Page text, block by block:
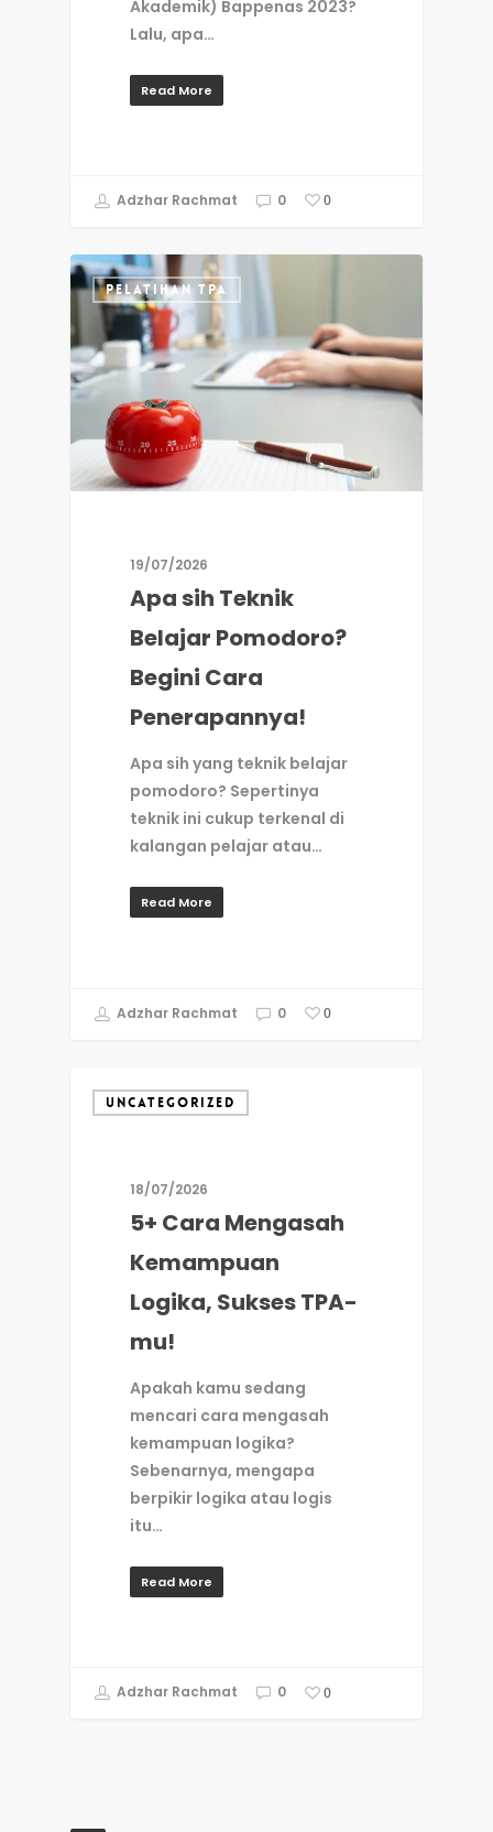
Akademik) Bappenas 2023?
Lalu, apa…
Read More
Adzhar Rachmat 0 0
PELATIHAN TPA
19/07/2026
Apa sih Teknik
Belajar Pomodoro?
Begini Cara
Penerapannya!
Apa sih yang teknik belajar
pomodoro? Sepertinya
teknik ini cukup terkenal di
kalangan pelajar atau…
Read More
Adzhar Rachmat 0 0
UNCATEGORIZED
18/07/2026
5+ Cara Mengasah
Kemampuan
Logika, Sukses TPA-
mu!
Apakah kamu sedang
mencari cara mengasah
kemampuan logika?
Sebenarnya, mengapa
berpikir logika atau logis
itu…
Read More
Adzhar Rachmat 0 0